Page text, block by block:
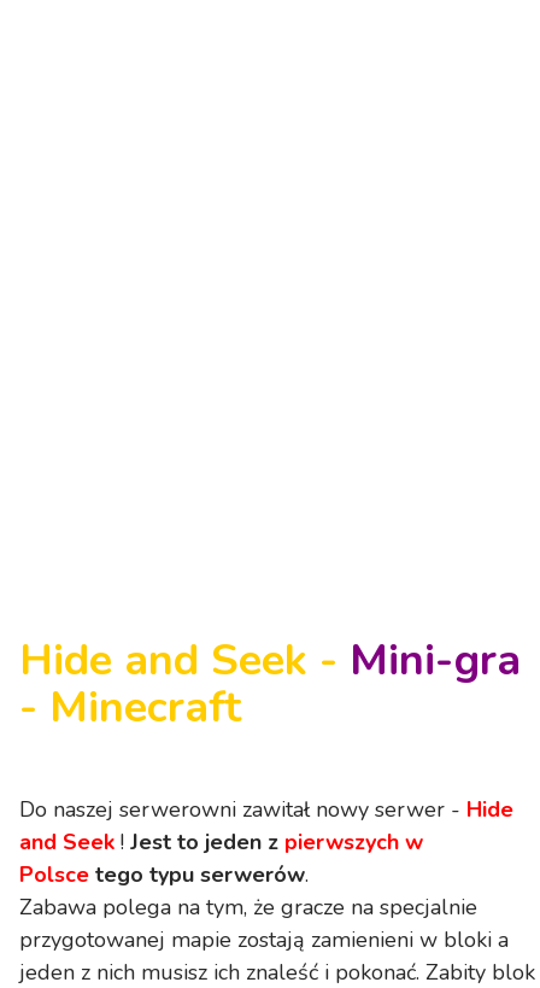
Hide and Seek - Mini-gra
- Minecraft
Do naszej serwerowni zawitał nowy serwer - Hide
and Seek ! Jest to jeden z pierwszych w
Polsce tego typu serwerów.
Zabawa polega na tym, że gracze na specjalnie
przygotowanej mapie zostają zamienieni w bloki a
jeden z nich musisz ich znaleść i pokonać. Zabity blok